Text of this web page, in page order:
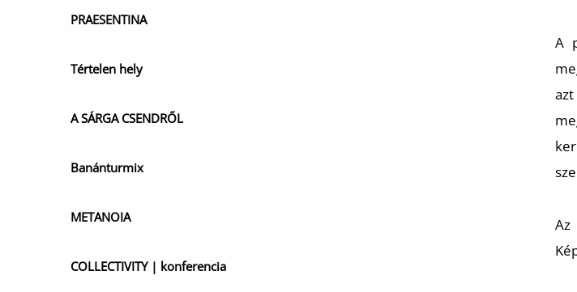
PRAESENTINA
Tértelen hely
A SÁRGA CSENDRŐL
Banánturmix
METANOIA
COLLECTIVITY | konferencia
A
Az